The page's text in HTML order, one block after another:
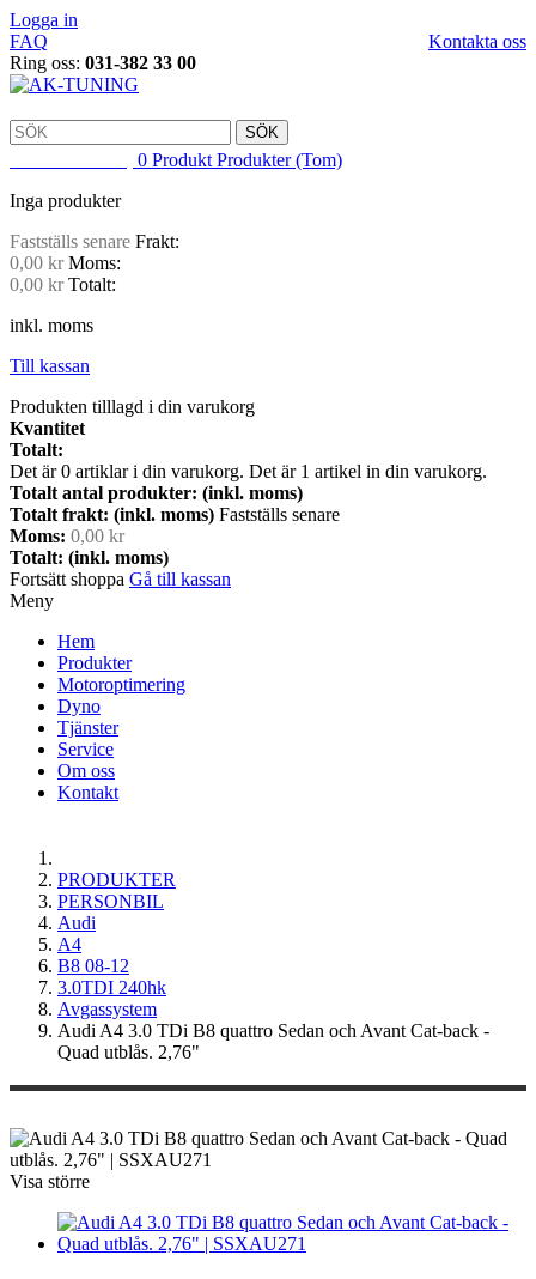
Logga in
Kontakta oss
FAQ
Ring oss: 031-382 33 00
SÖK
0 Produkt Produkter (Tom)
Inga produkter
Fastställs senare Frakt:
0,00 kr Moms:
0,00 kr Totalt:
inkl. moms
Till kassan
Produkten tilllagd i din varukorg
Kvantitet
Totalt:
Det är0 artiklar i din varukorg. Det är 1 artikel in din varukorg.
Totalt antal produkter: (inkl. moms)
Totalt frakt: (inkl. moms) Fastställs senare
Moms: 0,00 kr
Totalt: (inkl. moms)
Fortsätt shoppa Gå till kassan
Meny
Hem
Produkter
Motoroptimering
Dyno
Tjänster
Service
Om oss
Kontakt
PRODUKTER
PERSONBIL
Audi
A4
B8 08-12
3.0TDI 240hk
Avgassystem
Audi A4 3.0 TDi B8 quattro Sedan och Avant Cat-back -
Quad utblås. 2,76"
Visa större